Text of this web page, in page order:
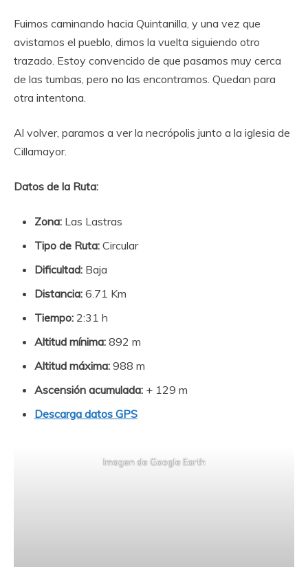
Fuimos caminando hacia Quintanilla, y una vez que
avistamos el pueblo, dimos la vuelta siguiendo otro
trazado. Estoy convencido de que pasamos muy cerca
de las tumbas, pero no las encontramos. Quedan para
otra intentona.
Al volver, paramos a ver la necrópolis junto a la iglesia de
Cillamayor.
Datos de la Ruta:
Zona: Las Lastras
Tipo de Ruta: Circular
Dificultad: Baja
Distancia: 6.71 Km
Tiempo: 2:31 h
Altitud mínima: 892 m
Altitud máxima: 988 m
Ascensión acumulada: + 129 m
Descarga datos GPS
Imagen de Google Earth